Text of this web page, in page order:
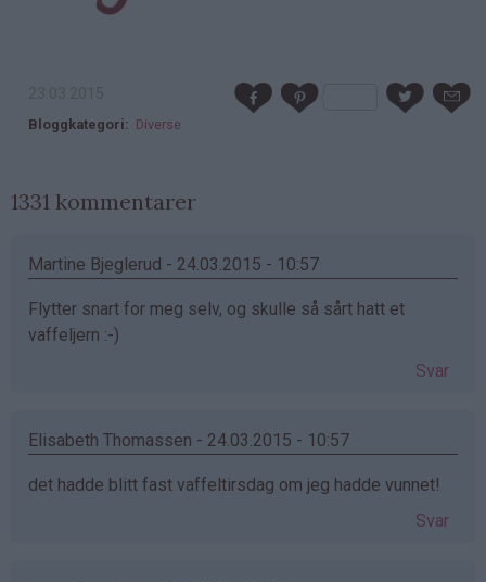
Bloggkategori Diverse
1331 kommentarer
Martine Bjeglerud - 24.03.2015 - 10:57
Flytter snart for meg selv, og skulle så sårt hatt et
vaffeljern :-)
Svar
Elisabeth Thomassen - 24.03.2015 - 10:57
det hadde blitt fast vaffeltirsdag om jeg hadde vunnet!
Svar